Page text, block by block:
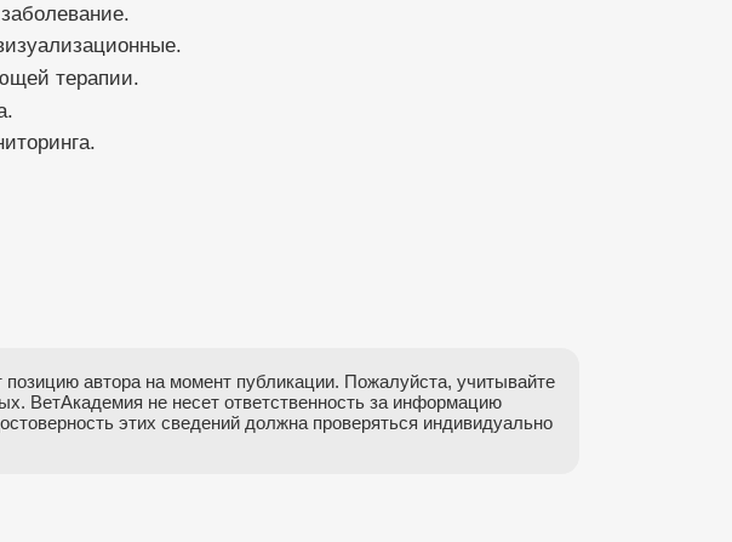
терапии.
автора на момент публикации. Пожалуйста, учитывайте
ВетАкадемия не несет ответственность за информацию
этих сведений должна проверяться индивидуально